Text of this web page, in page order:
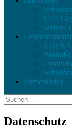
Café
weitere
EDEKA
Biohof-
Firmenindex
Suchen
nach:
Datenschutz